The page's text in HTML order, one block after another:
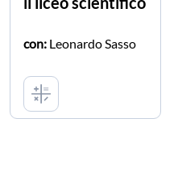
con: Leonardo Sasso